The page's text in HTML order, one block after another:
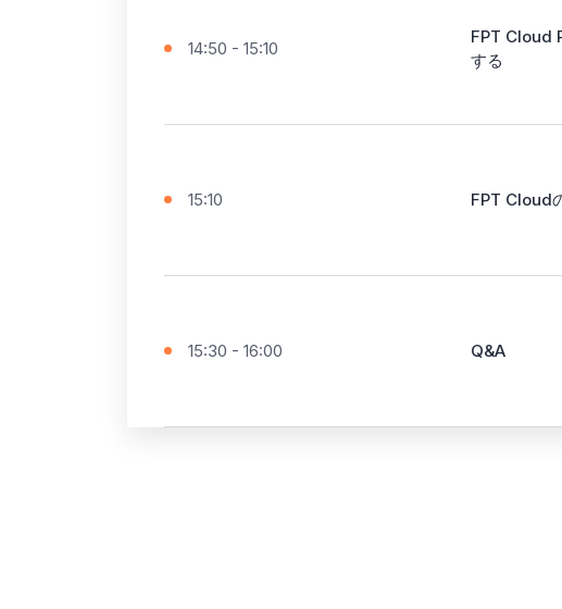
14:50 - 15:10
FPT Cloud
する
15:10 FPT Cloud
15:30 - 16:00 Q&A